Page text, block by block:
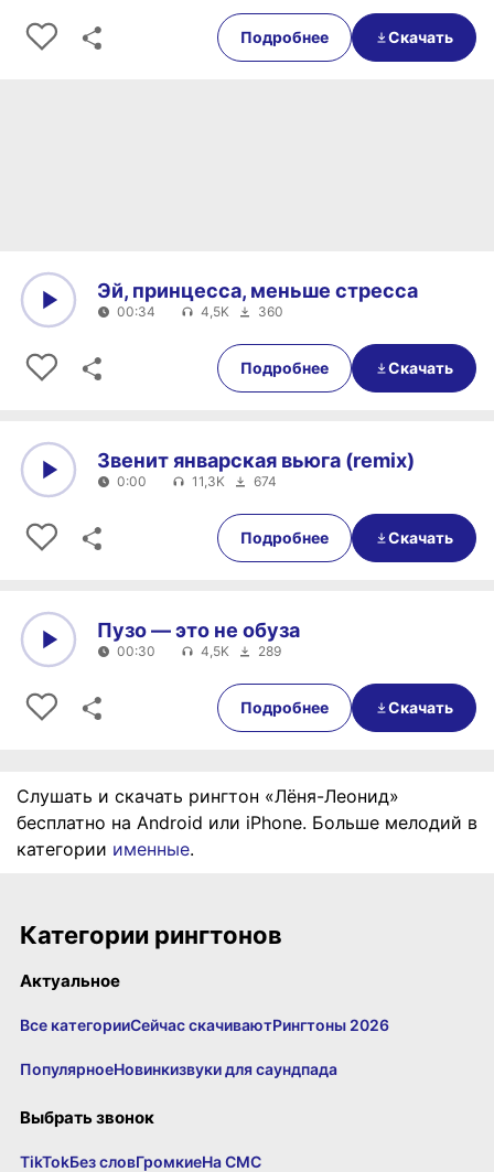
00:28
Подробнее Скачать
00:34
Эй, принцесса, меньше стресса
00:34 4,5K 360
Подробнее Скачать
0:00
Звенит январская вьюга (remix)
0:00 11,3K 674
Подробнее Скачать
00:30
Пузо — это не обуза
00:30 4,5K 289
Подробнее Скачать
Слушать и скачать рингтон «Лёня-Леонид»
бесплатно на Android или iPhone. Больше мелодий в
категории именные.
Категории рингтонов
Актуальное
Все категорииСейчас скачиваютРингтоны 2026
ПопулярноеНовинкизвуки для саундпада
Выбрать звонок
TikTokБез словГромкиеНа СМС